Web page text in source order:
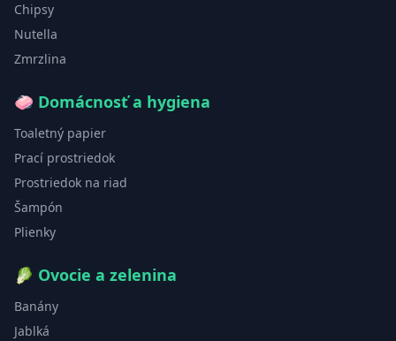
Chipsy
Nutella
Zmrzlina
🧼 Domácnosť a hygiena
Toaletný papier
Prací prostriedok
Prostriedok na riad
Šampón
Plienky
🥬 Ovocie a zelenina
Banány
Jablká